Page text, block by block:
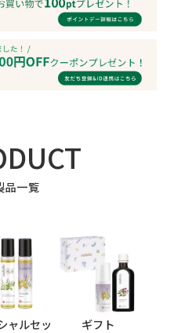
品一覧
ャルセッ
ギフト